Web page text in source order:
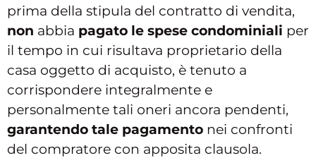
prima della stipula del contratto di vendita,
non abbia pagato le spese condominiali per
il tempo in cui risultava proprietario della
casa oggetto di acquisto, è tenuto a
corrispondere integralmente e
personalmente tali oneri ancora pendenti,
garantendo tale pagamento nei confronti
del compratore con apposita clausola.